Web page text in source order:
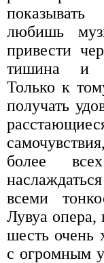
любишь
привести
тишина и
Только к
получать
более
всеми
Лувуа опера,
шесть очень
с огромным